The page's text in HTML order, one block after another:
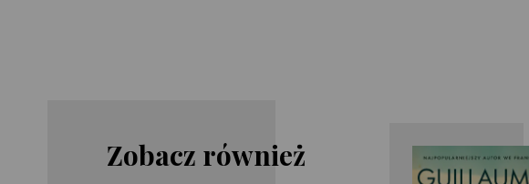
Zobacz również
Harlan
Steve
Guillaume